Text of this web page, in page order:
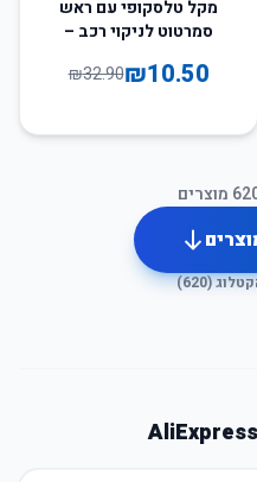
מקל טלסקופי עם ראש
סמרטוט לניקוי רכב –
הניקוי
₪10.50
₪32.90
מוצרים
(
620
)